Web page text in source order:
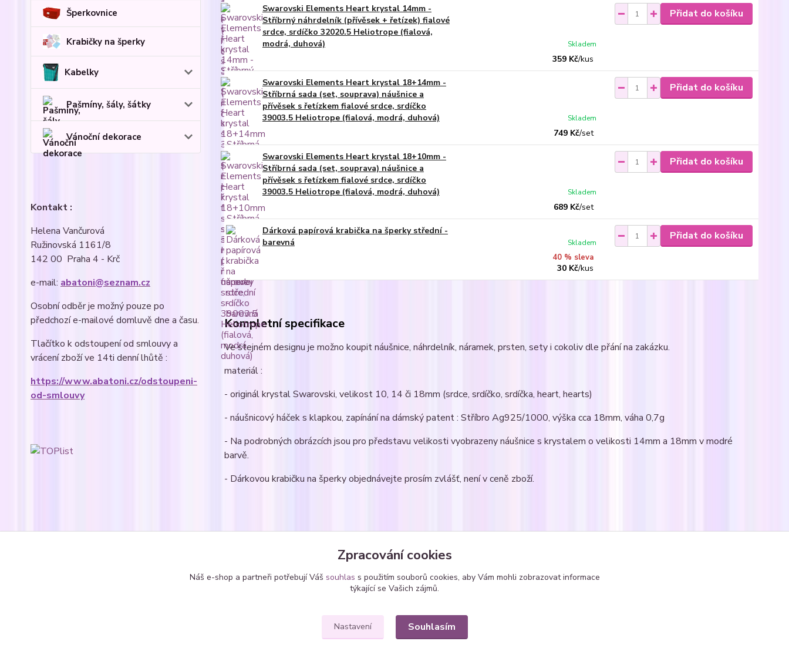
Šperkovnice
Krabičky na šperky
Kabelky
Pašmíny, šály, šátky
Vánoční dekorace
Kontakt :
Helena Vančurová
Ružinovská 1161/8
142 00 Praha 4 - Krč
e-mail: abatoni@seznam.cz
Osobní odběr je možný pouze po
předchozí e-mailové domluvě dne a času.
Tlačítko k odstoupení od smlouvy a
vrácení zboží ve 14ti denní lhůtě :
https://www.abatoni.cz/odstoupeni-
od-smlouvy
Swarovski Elements Heart krystal 14mm -
Stříbrný náhrdelník (přívěsek + řetízek) fialové
srdce, srdíčko 32020.5 Heliotrope (fialová,
modrá, duhová)
359 Kč/kus
Skladem
Přidat do košíku
Swarovski Elements Heart krystal 18+14mm -
Stříbrná sada (set, souprava) náušnice a
přívěsek s řetízkem fialové srdce, srdíčko
39003.5 Heliotrope (fialová, modrá, duhová)
749 Kč/set
Skladem
Přidat do košíku
Swarovski Elements Heart krystal 18+10mm -
Stříbrná sada (set, souprava) náušnice a
přívěsek s řetízkem fialové srdce, srdíčko
39003.5 Heliotrope (fialová, modrá, duhová)
689 Kč/set
Skladem
Přidat do košíku
Dárková papírová krabička na šperky střední -
barevná
40 % sleva
30 Kč/kus
Skladem
Přidat do košíku
Kompletní specifikace
Ve stejném designu je možno koupit náušnice, náhrdelník, náramek, prsten, sety i cokoliv dle přání na zakázku.
materiál :
- originál krystal Swarovski, velikost 10, 14 či 18mm (srdce, srdíčko, srdíčka, heart, hearts)
- náušnicový háček s klapkou, zapínání na dámský patent : Stříbro Ag925/1000, výška cca 18mm, váha 0,7g
- Na podrobných obrázcích jsou pro představu velikosti vyobrazeny náušnice s krystalem o velikosti 14mm a 18mm v modré
barvě.
- Dárkovou krabičku na šperky objednávejte prosím zvlášť, není v ceně zboží.
Zboží zařazeno v kategoriích
Náušnice
Náušnice - zavěšené
SWAROVSKI krystaly
srdíčka
Zpracování cookies
Náš e-shop a partneři potřebují Váš souhlas s použitím souborů cookies, aby Vám mohli zobrazovat informace
týkající se Vašich zájmů.
Nastavení Souhlasím